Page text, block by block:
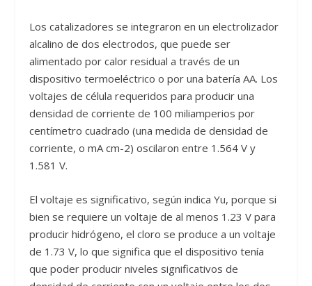
Los catalizadores se integraron en un electrolizador
alcalino de dos electrodos, que puede ser
alimentado por calor residual a través de un
dispositivo termoeléctrico o por una batería AA. Los
voltajes de célula requeridos para producir una
densidad de corriente de 100 miliamperios por
centímetro cuadrado (una medida de densidad de
corriente, o mA cm-2) oscilaron entre 1.564 V y
1.581 V.
El voltaje es significativo, según indica Yu, porque si
bien se requiere un voltaje de al menos 1.23 V para
producir hidrógeno, el cloro se produce a un voltaje
de 1.73 V, lo que significa que el dispositivo tenía
que poder producir niveles significativos de